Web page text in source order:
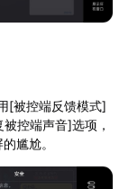
[被控端反馈模式]
控端声音]选项，
尴尬。